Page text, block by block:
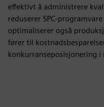
effektivt å administrere
reduserer SPC-
optimaliserer også
fører til
konkurranseposisjonering i